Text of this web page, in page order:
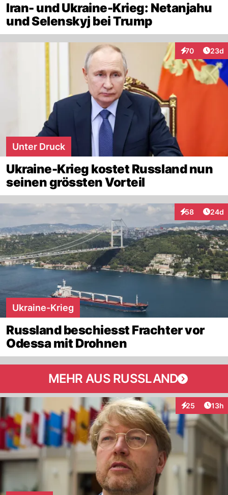
Iran- und Ukraine-Krieg: Netanjahu
und Selenskyj bei Trump
70
Interaktionen
23d
Unter Druck
Ukraine-Krieg kostet Russland nun
seinen grössten Vorteil
58
Interaktionen
24d
Ukraine-Krieg
Russland beschiesst Frachter vor
Odessa mit Drohnen
MEHR AUS RUSSLAND
25
Interaktionen
13h